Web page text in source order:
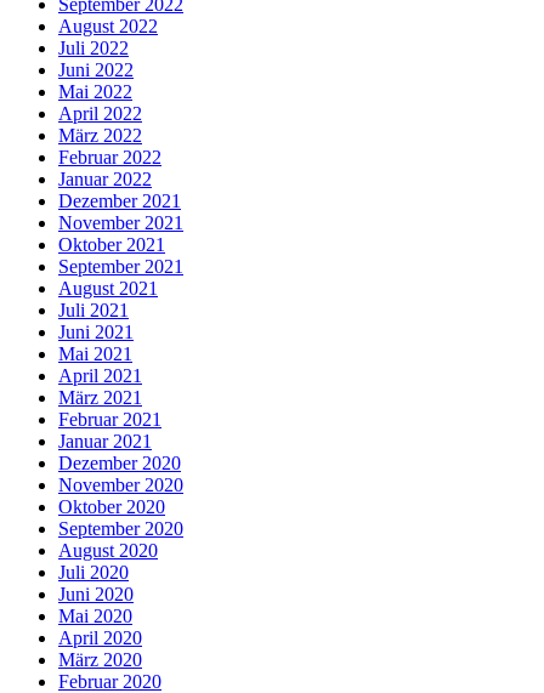
August 2022
Juli 2022
Juni 2022
Mai 2022
April 2022
März 2022
Februar 2022
Januar 2022
Dezember 2021
November 2021
Oktober 2021
September 2021
August 2021
Juli 2021
Juni 2021
Mai 2021
April 2021
März 2021
Februar 2021
Januar 2021
Dezember 2020
November 2020
Oktober 2020
September 2020
August 2020
Juli 2020
Juni 2020
Mai 2020
April 2020
März 2020
Februar 2020